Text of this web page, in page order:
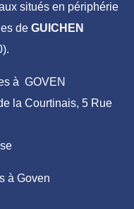
situés en périphérie
de GUICHEN
à GOVEN
la Courtinais, 5 Rue
à Goven